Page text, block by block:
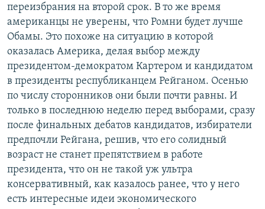
переизбрания на второй срок. В то же время
американцы не уверены, что Ромни будет лучше
Обамы. Это похоже на ситуацию в которой
оказалась Америка, делая выбор между
президентом-демократом Картером и кандидатом
в президенты республиканцем Рейганом. Осенью
по числу сторонников они были почти равны. И
только в последнюю неделю перед выборами, сразу
после финальных дебатов кандидатов, избиратели
предпочли Рейгана, решив, что его солидный
возраст не станет препятствием в работе
президента, что он не такой уж ультра
консервативный, как казалось ранее, что у него
есть интересные идеи экономического